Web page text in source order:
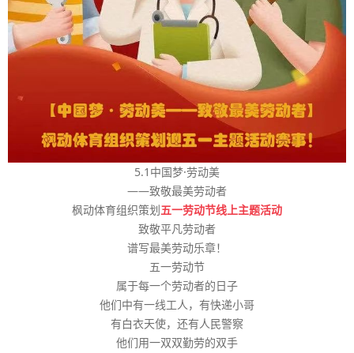
5.1中国梦·劳动美
——致敬最美劳动者
枫动体育组织策划五一劳动节线上主题活动
致敬平凡劳动者
谱写最美劳动乐章！
五一劳动节
属于每一个劳动者的日子
他们中有一线工人，有快递小哥
有白衣天使，还有人民警察
他们用一双双勤劳的双手